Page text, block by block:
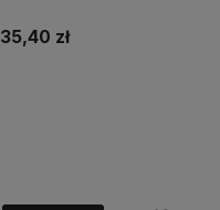
35,40 zł